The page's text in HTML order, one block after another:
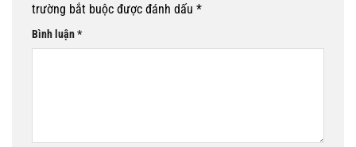
trường bắt buộc được đánh dấu *
Bình luận*